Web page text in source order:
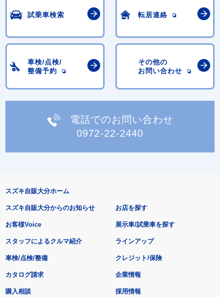
試乗車検索 転居連絡
車検/点検/
整備予約
その他の
お問い合わせ
電話でのお問い合わせ
0972-22-2440
スズキ自販大分ホーム
スズキ自販大分からのお知らせ
お客様Voice
スタッフによるクルマ紹介
お店を探す
展示車/試乗車を探す
ラインアップ
車検/点検/整備 クレジット/保険
カタログ請求
購入相談
企業情報
採用情報